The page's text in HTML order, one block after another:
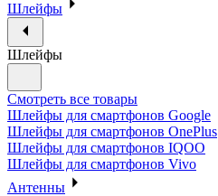
Шлейфы
Шлейфы
Смотреть все товары
Шлейфы для смартфонов Google
Шлейфы для смартфонов OnePlus
Шлейфы для смартфонов IQOO
Шлейфы для смартфонов Vivo
Антенны